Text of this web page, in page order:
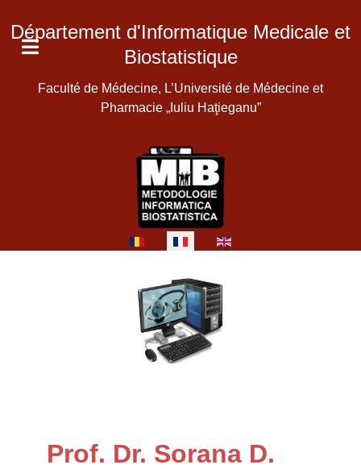
Département d'Informatique Medicale et
Biostatistique
Faculté de Médecine, L’Université de Médecine et
Pharmacie „Iuliu Haţieganu”
Sélectionnez votre langue
Prof. Dr. Sorana D.